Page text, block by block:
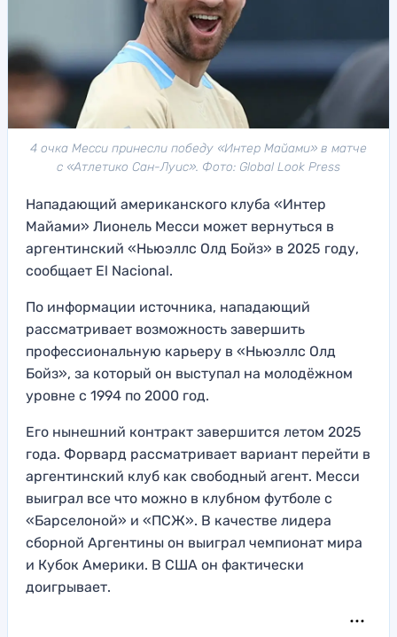
4 очка Месси принесли победу «Интер Майами» в матче
с «Атлетико Сан-Луис». Фото: Global Look Press
Нападающий американского клуба «Интер
Майами» Лионель Месси может вернуться в
аргентинский «Ньюэллс Олд Бойз» в 2025 году,
сообщает El Nacional.
По информации источника, нападающий
рассматривает возможность завершить
профессиональную карьеру в «Ньюэллс Олд
Бойз», за который он выступал на молодёжном
уровне с 1994 по 2000 год.
Его нынешний контракт завершится летом 2025
года. Форвард рассматривает вариант перейти в
аргентинский клуб как свободный агент. Месси
выиграл все что можно в клубном футболе с
«Барселоной» и «ПСЖ». В качестве лидера
сборной Аргентины он выиграл чемпионат мира
и Кубок Америки. В США он фактически
доигрывает.